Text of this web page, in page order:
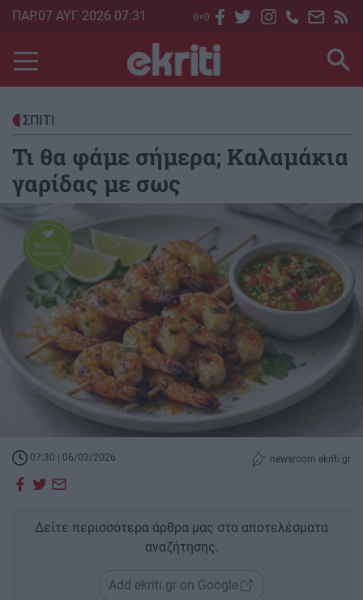
Skip
main
content
ΠΑΡ.07 ΑΥΓ 2026 07:31
ΣΠΙΤΙ
Τι θα φάμε σήμερα; Καλαμάκια
γαρίδας με σως
07:30 | 06/03/2026 newsroom ekriti.gr
Δείτε περισσότερα άρθρα μας στα αποτελέσματα
αναζήτησης.
Add ekriti.gr on Google